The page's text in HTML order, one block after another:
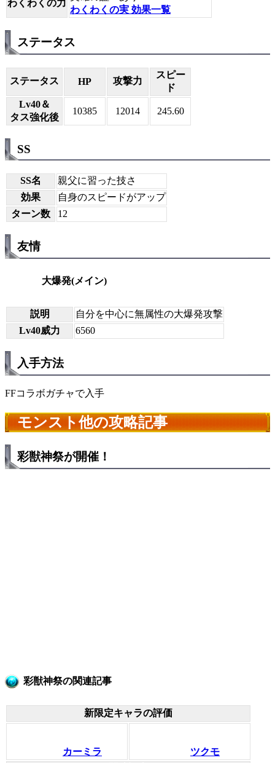
わくわくの力
わくわくの実 効果一覧
ステータス
ステータス HP 攻撃力
スピー
ド
Lv40＆
タス強化後
10385 12014 245.60
SS
SS名
親父に習った技さ
効果
自身のスピードがアップ
ターン数
12
友情
大爆発(メイン)
説明
自分を中心に無属性の大爆発攻撃
Lv40威力
6560
入手方法
FFコラボガチャで入手
モンスト他の攻略記事
彩獣神祭が開催！
彩獣神祭の関連記事
新限定キャラの評価
カーミラ
ツクモ